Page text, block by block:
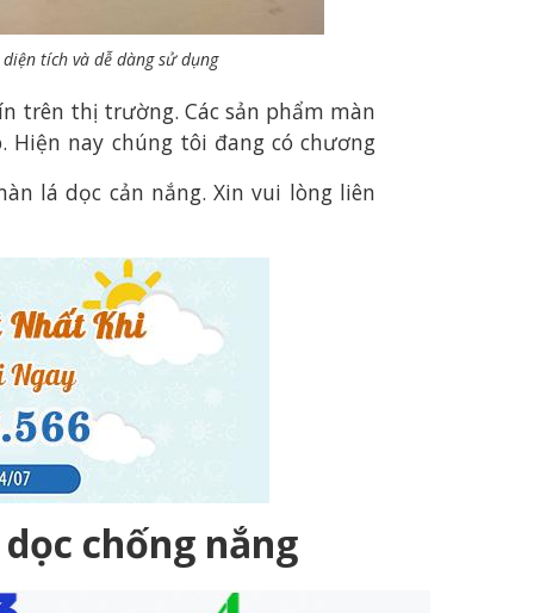
tích và dễ dàng sử dụng
trên thị trường. Các sản phẩm màn
nay chúng tôi đang có chương
lá dọc cản nắng. Xin vui lòng liên
chống nắng